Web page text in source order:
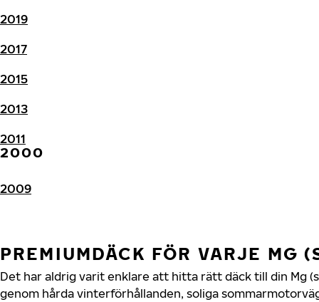
2019
2017
2015
2013
2011
2000
2009
PREMIUMDÄCK FÖR VARJE MG
Det har aldrig varit enklare att hitta rätt däck till din Mg
genom hårda vinterförhållanden, soliga